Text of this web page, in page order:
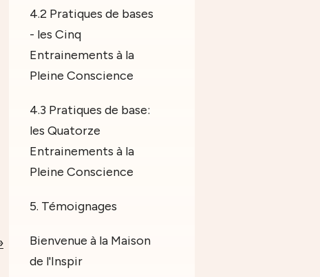
4.2 Pratiques de bases
- les Cinq
Entrainements à la
Pleine Conscience
4.3 Pratiques de base:
les Quatorze
Entrainements à la
Pleine Conscience
5. Témoignages
Bienvenue à la Maison
de l'Inspir